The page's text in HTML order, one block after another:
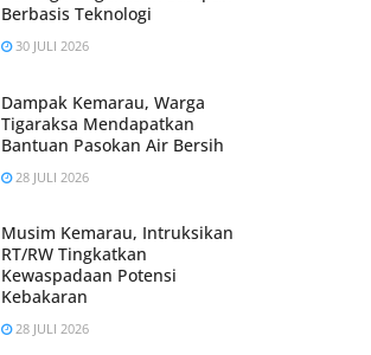
Berbasis Teknologi
30 JULI 2026
Dampak Kemarau, Warga
Tigaraksa Mendapatkan
Bantuan Pasokan Air Bersih
28 JULI 2026
Musim Kemarau, Intruksikan
RT/RW Tingkatkan
Kewaspadaan Potensi
Kebakaran
28 JULI 2026